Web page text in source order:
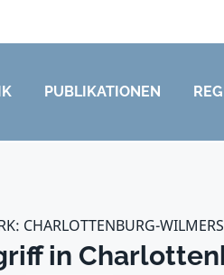
PUBLIKATIONEN
CHARLOTTENBURG-
in